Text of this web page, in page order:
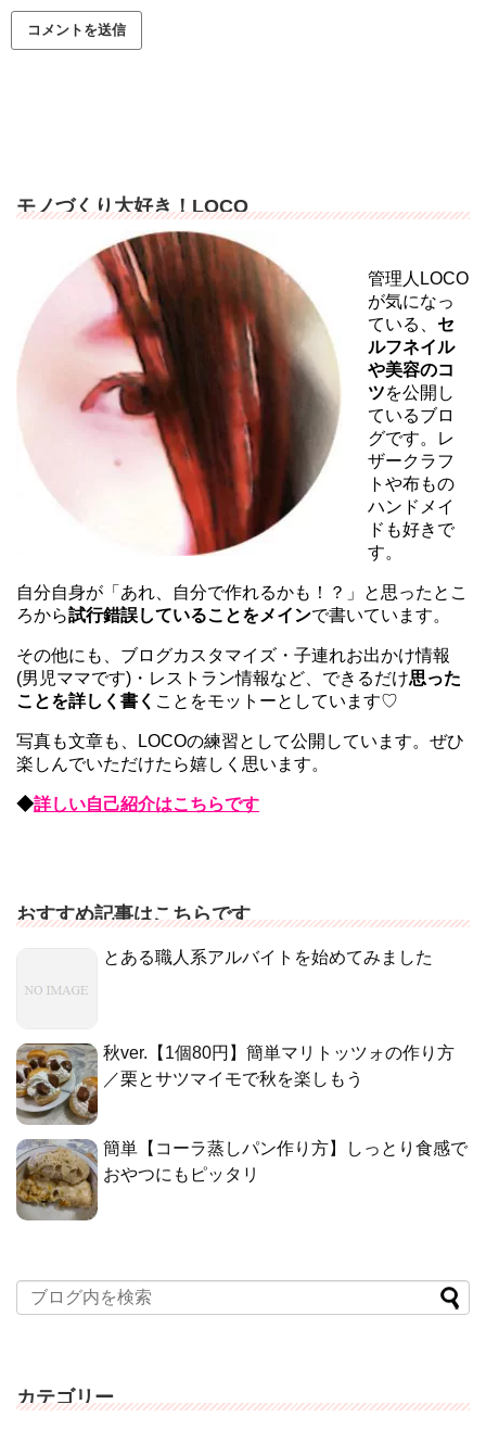
モノづくり大好き！LOCO
管理人LOCO
が気になっ
ている、 セ
ルフネイル
や美容のコ
ツを公開し
ているブロ
グです。レ
ザークラフ
トや布もの
ハンドメイ
ドも好きで
す。
自分自身が「あれ、自分で作れるかも！？」と思ったとこ
ろから試行錯誤していることをメインで書いています。
その他にも、ブログカスタマイズ・子連れお出かけ情報
(男児ママです)・レストラン情報など、できるだけ思った
ことを詳しく書く ことをモットーとしています♡
写真も文章も、LOCOの練習として公開しています。ぜひ
楽しんでいただけたら嬉しく思います。
◆詳しい自己紹介はこちらです
おすすめ記事はこちらです
とある職人系アルバイトを始めてみました
秋ver.【1個80円】簡単マリトッツォの作り方
／栗とサツマイモで秋を楽しもう
簡単【コーラ蒸しパン作り方】しっとり食感で
おやつにもピッタリ
カテゴリー